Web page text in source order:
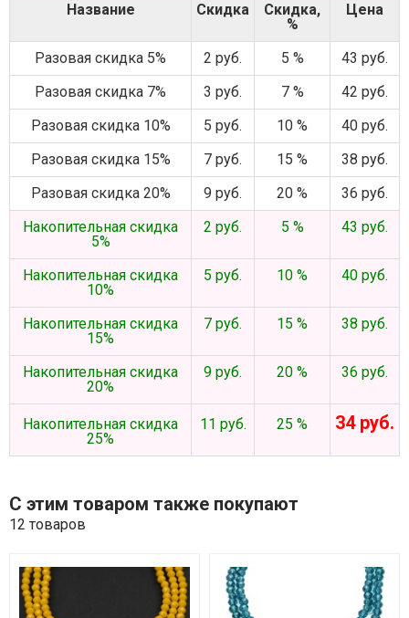
Название Скидка
Скидка,
%
Цена
Разовая скидка 5% 2 руб. 5 %
43 руб.
Разовая скидка 7%
3 руб. 7 %
42 руб.
Разовая скидка 10%
5 руб. 10 %
40 руб.
Разовая скидка 15%
7 руб. 15 %
38 руб.
Разовая скидка 20%
9 руб. 20 %
36 руб.
Накопительная скидка
5%
2 руб. 5 % 43 руб.
Накопительная скидка
10%
5 руб. 10 % 40 руб.
Накопительная скидка
15%
7 руб. 15 % 38 руб.
Накопительная скидка
20%
9 руб. 20 % 36 руб.
Накопительная скидка
25%
11 руб. 25 % 34 руб.
С этим товаром также покупают
12 товаров